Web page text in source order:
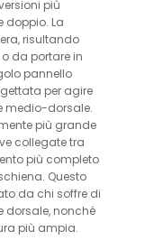
più
doppio. La
risultando
da portare in
pannello
per agire
medio-dorsale.
più grande
collegate tra
più completo
Questo
da chi soffre di
dorsale, nonché
più ampia.